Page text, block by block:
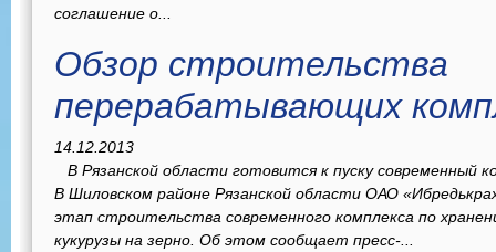
соглашение о...
Обзор строительства
перерабатывающих
14.12.2013
В Рязанской области готовится к пуску современный
В Шиловском районе Рязанской области ОАО
этап строительства современного комплекса по
кукурузы на зерно. Об этом сообщает пресс-...